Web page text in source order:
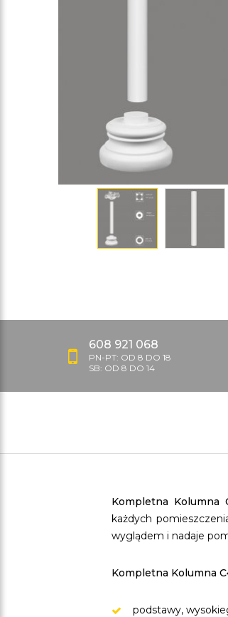
608 921 068
PN-PT: OD 8 DO 18
SB: OD 8 DO 14
Kompletna Kolumna
każdych
wyglądem i nadaje
Kompletna Kolumna
podstawy,